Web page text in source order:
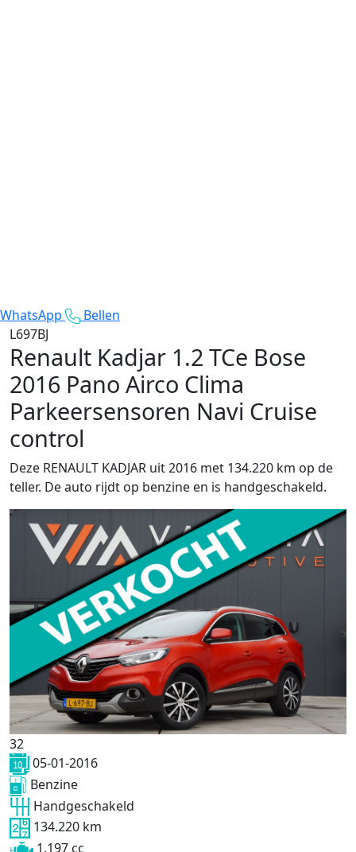
WhatsApp
Bellen
L697BJ
Renault Kadjar 1.2 TCe Bose
2016 Pano Airco Clima
Parkeersensoren Navi Cruise
control
Deze RENAULT KADJAR uit 2016 met 134.220 km op de
teller. De auto rijdt op benzine en is handgeschakeld.
32
05-01-2016
Benzine
Handgeschakeld
134.220 km
1.197 cc